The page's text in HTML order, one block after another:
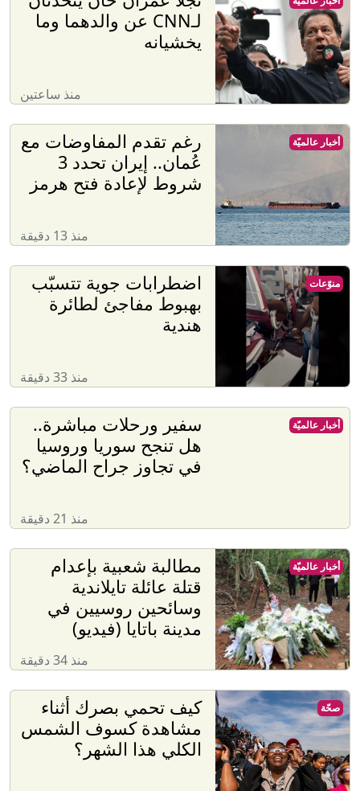
لـCNN عن والدهما وما
يخشيانه
منذ ساعتين
رغم تقدم المفاوضات مع
عُمان.. إيران تحدد 3
شروط لإعادة فتح هرمز
منذ 13 دقيقة
أخبار عالميّة
اضطرابات جوية تتسبّب
بهبوط مفاجئ لطائرة
هندية
منذ 33 دقيقة
منوّعات
سفير ورحلات مباشرة..
هل تنجح سوريا وروسيا
في تجاوز جراح الماضي؟
منذ 21 دقيقة
أخبار عالميّة
مطالبة شعبية بإعدام
قتلة عائلة تايلاندية
وسائحين روسيين في
مدينة باتايا (فيديو)
منذ 34 دقيقة
أخبار عالميّة
كيف تحمي بصرك أثناء
مشاهدة كسوف الشمس
الكلي هذا الشهر؟
صحّة